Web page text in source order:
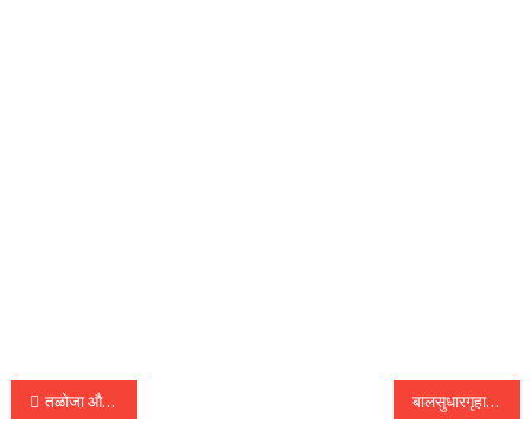
पोस्टचे
तळोजा औद्योगिक वसाहतीत कारखान्याला लागलेल्या आगीत अग्निशमन दलाच्या जवानाचा मृत्यू बालसुधारगृहात असलेल्या 2 अल्पवयीन मुलांची गळफास घेऊन आत्महत्या